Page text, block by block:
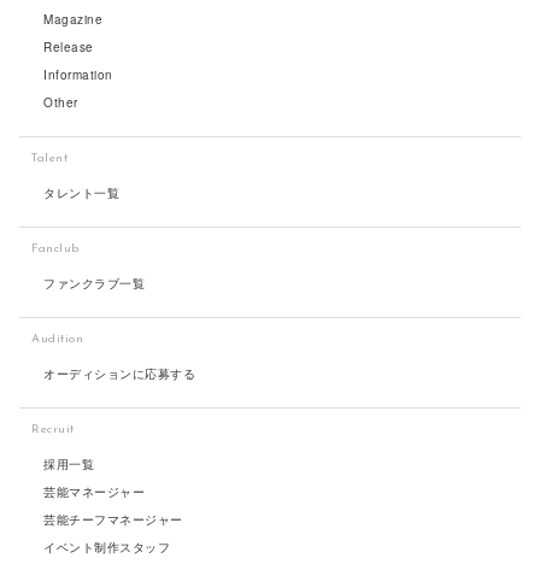
Magazine
Release
Information
Other
Talent
タレント一覧
Fanclub
ファンクラブ一覧
Audition
オーディションに応募する
Recruit
採用一覧
芸能マネージャー
芸能チーフマネージャー
イベント制作スタッフ